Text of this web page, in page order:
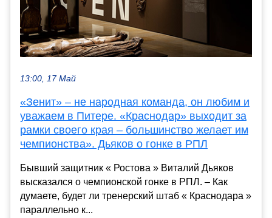
13:00, 17 Май
«Зенит» – не народная команда, он любим и
уважаем в Питере. «Краснодар» выходит за
рамки своего края – большинство желает им
чемпионства». Дьяков о гонке в РПЛ
Бывший защитник « Ростова » Виталий Дьяков
высказался о чемпионской гонке в РПЛ. – Как
думаете, будет ли тренерский штаб « Краснодара »
параллельно к...